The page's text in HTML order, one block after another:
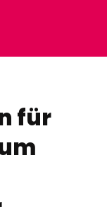
für